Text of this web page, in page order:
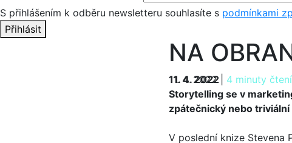
S přihlášením k odběru newsletteru souhlasíte s podmínkami
Přihlásit
NA
11. 4. 2022 4 minuty čtení
11. 4. 2022
Storytelling se v
zpátečnický nebo
V poslední knize Stevena